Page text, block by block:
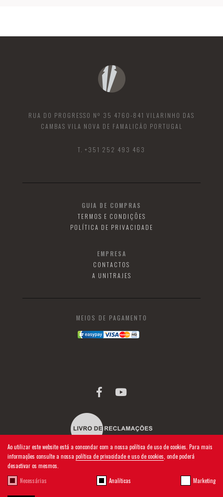
Ao utilizar este website está a concondar com a nossa política de uso de cookies. Para mais
informações consulte a nossa política de privacidade e uso de cookies , onde poderá
desactivar os mesmos.
Necessárias
Analíticas Marketing
RUA DO PROGRESSO Nº 35 4760-841 VILARINHO DAS
CAMBAS VILA NOVA DE FAMALICÃO PORTUGAL
T. +351 252 493 463
GUIA DE COMPRAS
TERMOS E CONDIÇÕES
POLÍTICA DE PRIVACIDADE
EMPRESA
CONTACTOS
A UNITRAJES
MEIOS DE PAGAMENTO
2026 © UNITRAJES | TODOS OS DIREITOS RESERVADOS